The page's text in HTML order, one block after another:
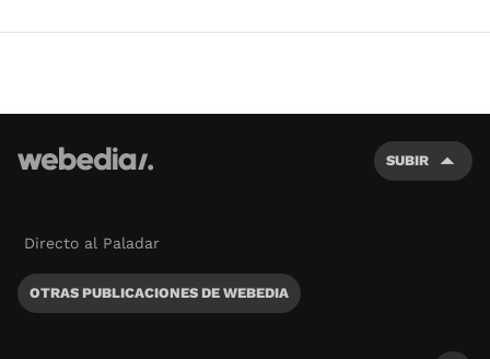
SUBIR
Directo al Paladar
OTRAS PUBLICACIONES DE WEBEDIA